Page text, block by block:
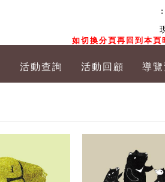
如切換分頁再回到本
活動查詢 活動回顧 導覽